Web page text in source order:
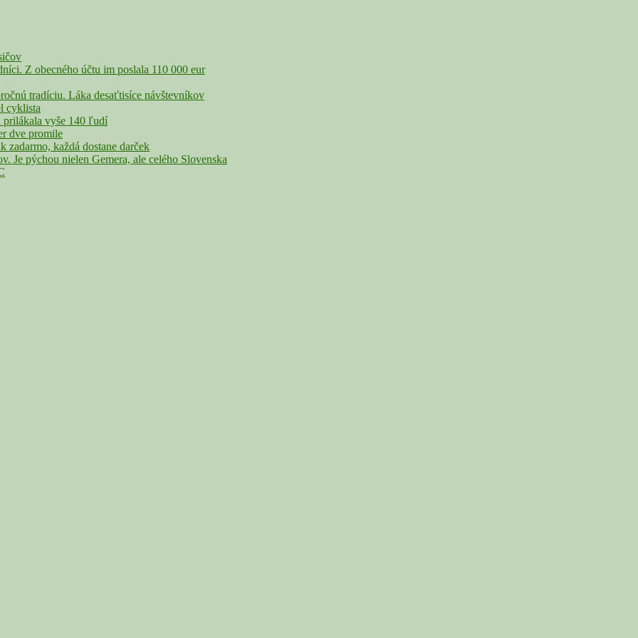
Z obecného účtu im poslala 110 000 eur
tradíciu. Láka desaťtisíce návštevníkov
cyklista
prilákala vyše 140 ľudí
dve promile
každá dostane darček
Je pýchou nielen Gemera, ale celého Slovenska